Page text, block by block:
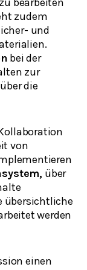
zudem
und
bei der
zur
die
von
über
übersichtliche
werden
einen